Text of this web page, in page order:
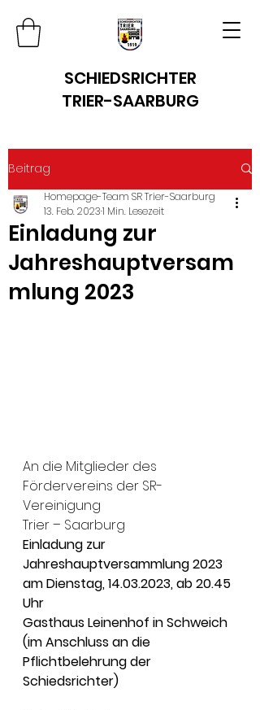
SCHIEDSRICHTER
TRIER-SAARBURG
Beitrag
Einladung zur
Jahreshauptversam
mlung 2023
Homepage-Team SR Trier-Saarburg
13. Feb. 20231 Min. Lesezeit
An die Mitglieder des
Fördervereins der SR-
Vereinigung
Trier – Saarburg
Einladung zur
Jahreshauptversammlung 2023
am Dienstag, 14.03.2023, ab 20.45
Uhr
Gasthaus Leinenhof in Schweich
(im Anschluss an die
Pflichtbelehrung der
Schiedsrichter)